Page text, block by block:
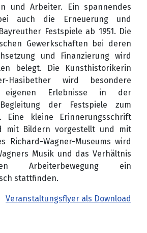
und Arbeiter. Ein spannendes
auch die Erneuerung und
Festspiele ab 1951. Die
Gewerkschaften bei deren
und Finanzierung wird
belegt. Die Kunsthistorikerin
Hasibether wird besondere
eigenen Erlebnisse in der
der Festspiele zum
Eine kleine Erinnerungsschrift
mit Bildern vorgestellt und mit
Richard-Wagner-Museums wird
Musik und das Verhältnis
Arbeiterbewegung ein
stattfinden.
Veranstaltungsflyer als Download